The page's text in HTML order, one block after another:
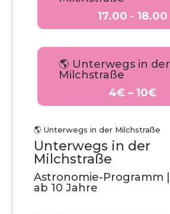
17.00 - 18.00
🌎 Unterwegs in der
Milchstraße
4€ – 10€
🌎 Unterwegs in der Milchstraße
Unterwegs in der
Milchstraße
Astronomie-Programm |
ab 10 Jahre